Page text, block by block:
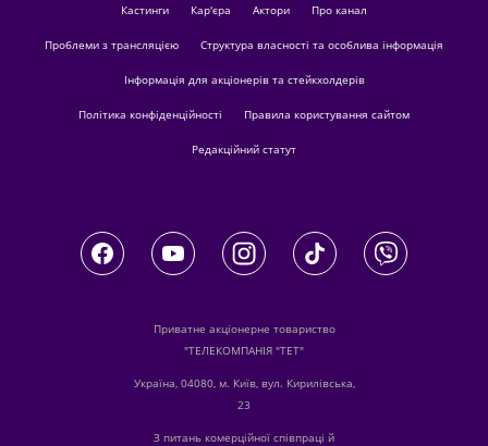
кастинги Кар'єра актори Про канал
Проблеми з трансляцією Структура власності та особлива інформація
Інформація для акціонерів та стейкхолдерів
Політика конфіденційності Правила користування сайтом
Редакційний статут
Приватне акціонерне товариство
"ТЕЛЕКОМПАНІЯ "ТЕТ"
Україна, 04080, м. Київ, вул. Кирилівська,
23
З питань комерційної співпраці й